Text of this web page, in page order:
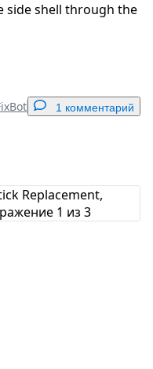
side shell through the
1 комментарий